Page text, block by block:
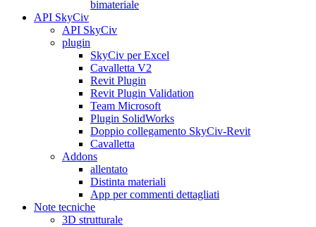
bimateriale
API SkyCiv
API SkyCiv
plugin
SkyCiv per Excel
Cavalletta V2
Revit Plugin
Revit Plugin Validation
Team Microsoft
Plugin SolidWorks
Doppio collegamento SkyCiv-Revit
Cavalletta
Addons
allentato
Distinta materiali
App per commenti dettagliati
Note tecniche
3D strutturale